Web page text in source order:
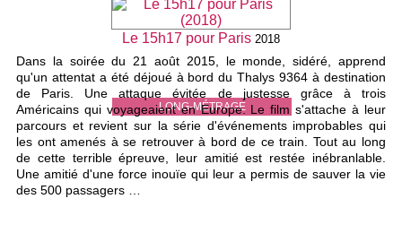
LONG-MÉTRAGE
Le 15h17 pour Paris 2018
Dans la soirée du 21 août 2015, le monde, sidéré, apprend
qu'un attentat a été déjoué à bord du Thalys 9364 à destination
de Paris. Une attaque évitée de justesse grâce à trois
Américains qui voyageaient en Europe. Le film s'attache à leur
parcours et revient sur la série d'événements improbables qui
les ont amenés à se retrouver à bord de ce train. Tout au long
de cette terrible épreuve, leur amitié est restée inébranlable.
Une amitié d'une force inouïe qui leur a permis de sauver la vie
des 500 passagers …